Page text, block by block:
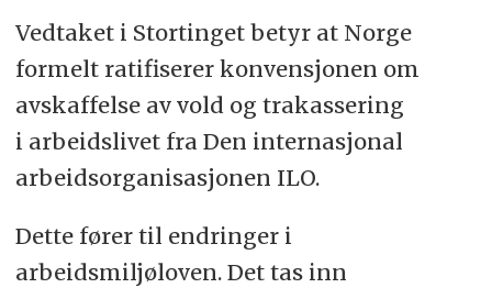
Vedtaket i Stortinget betyr at Norge
formelt ratifiserer konvensjonen om
avskaffelse av vold og trakassering
i arbeidslivet fra Den internasjonal
arbeidsorganisasjonen ILO.
Dette fører til endringer i
arbeidsmiljøloven. Det tas inn